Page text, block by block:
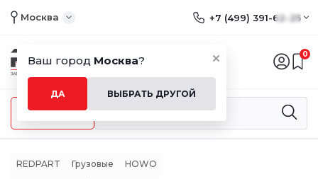
Ваш город Москва?
ДА ВЫБРАТЬ ДРУГОЙ
Москва +7 (499) 391-62-25
0
Меню
REDPART Грузовые HOWO